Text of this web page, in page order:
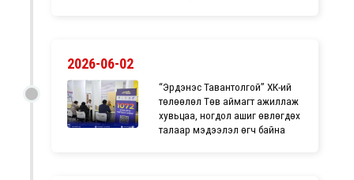
2026-06-02
​“Эрдэнэс Тавантолгой” ХК-ий
төлөөлөл Төв аймагт ажиллаж
хувьцаа, ногдол ашиг өвлөгдөх
талаар мэдээлэл өгч байна